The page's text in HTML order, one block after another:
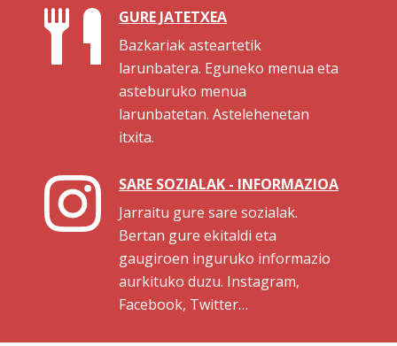
GURE JATETXEA
Bazkariak asteartetik
larunbatera. Eguneko menua eta
asteburuko menua
larunbatetan. Astelehenetan
itxita.
SARE SOZIALAK - INFORMAZIOA
Jarraitu gure sare sozialak.
Bertan gure ekitaldi eta
gaugiroen inguruko informazio
aurkituko duzu. Instagram,
Facebook, Twitter…